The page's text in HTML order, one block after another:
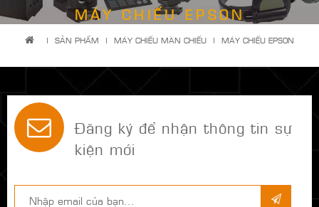
MÁY CHIẾU EPSON
| SẢN PHẨM | MÁY CHIẾU MÀN CHIẾU | MÁY CHIẾU EPSON
Đăng ký để nhận thông tin sự
kiện mới